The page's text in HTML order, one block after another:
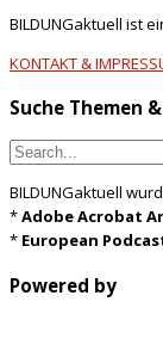
BILDUNGaktuell ist
KONTAKT &
Suche Themen
BILDUNGaktuell
*Adobe Acrobat
* European
Powered by